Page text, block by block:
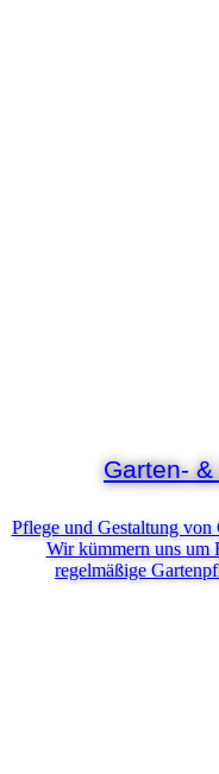
Garten-
Pflege und Gestaltung
Wir kümmern uns um
regelmäßige